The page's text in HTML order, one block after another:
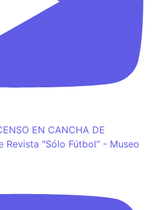
EN CANCHA DE
Revista "Sólo Fútbol" - Museo